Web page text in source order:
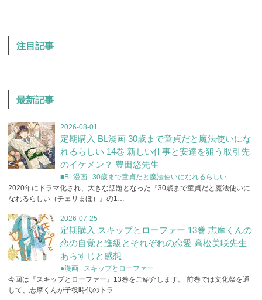
注目記事
最新記事
2026-08-01
定期購入 BL漫画 30歳まで童貞だと魔法使いにな
れるらしい 14巻 新しい仕事と安達を狙う取引先
のイケメン？ 豊田悠先生
■BL漫画 30歳まで童貞だと魔法使いになれるらしい
2020年にドラマ化され、大きな話題となった『30歳まで童貞だと魔法使いに
なれるらしい（チェリまほ）』の1…
2026-07-25
定期購入 スキップとローファー 13巻 志摩くんの
恋の自覚と進級とそれぞれの恋愛 高松美咲先生
あらすじと感想
●漫画 スキップとローファー
今回は『スキップとローファー』13巻をご紹介します。 前巻では文化祭を通
して、志摩くんが子役時代のトラ…